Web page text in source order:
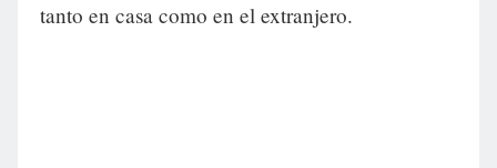
tanto en casa como en el extranjero.